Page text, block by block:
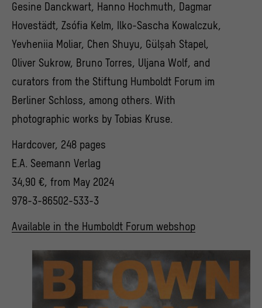
Gesine Danckwart, Hanno Hochmuth, Dagmar
Hovestädt, Zsófia Kelm, Ilko-Sascha Kowalczuk,
Yevheniia Moliar, Chen Shuyu, Gülşah Stapel,
Oliver Sukrow, Bruno Torres, Uljana Wolf, and
curators from the Stiftung Humboldt Forum im
Berliner Schloss, among others. With
photographic works by Tobias Kruse.
Hardcover, 248 pages
E.A. Seemann Verlag
34,90 €, from May 2024
978-3-86502-533-3
Available in the Humboldt Forum webshop